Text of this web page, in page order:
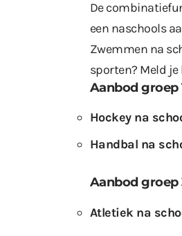
De
een naschools
Zwemmen na
sporten? Meld
Aanbod groep
Hockey na
Handbal na
Aanbod groep
Atletiek na